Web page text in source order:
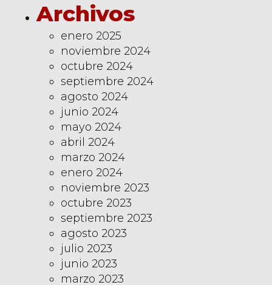
Archivos
enero 2025
noviembre 2024
octubre 2024
septiembre 2024
agosto 2024
junio 2024
mayo 2024
abril 2024
marzo 2024
enero 2024
noviembre 2023
octubre 2023
septiembre 2023
agosto 2023
julio 2023
junio 2023
marzo 2023